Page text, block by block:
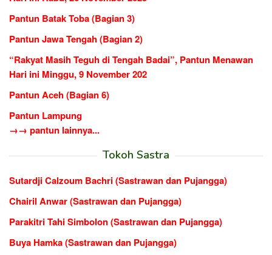
Pantun Batak Toba (Bagian 3)
Pantun Jawa Tengah (Bagian 2)
“Rakyat Masih Teguh di Tengah Badai”, Pantun Menawan
Hari ini Minggu, 9 November 202
Pantun Aceh (Bagian 6)
Pantun Lampung
→→ pantun lainnya...
Tokoh Sastra
Sutardji Calzoum Bachri (Sastrawan dan Pujangga)
Chairil Anwar (Sastrawan dan Pujangga)
Parakitri Tahi Simbolon (Sastrawan dan Pujangga)
Buya Hamka (Sastrawan dan Pujangga)